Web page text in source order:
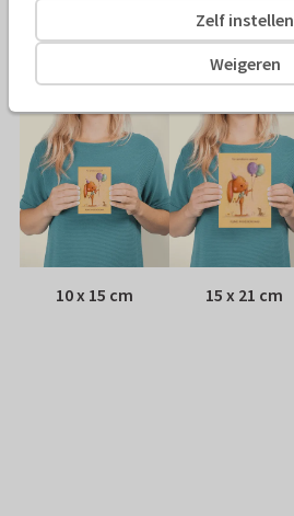
Adres: Achterop de kaart
Formaten
10 x 15 cm 15 x 21 cm
Weigeren
Zelf instellen